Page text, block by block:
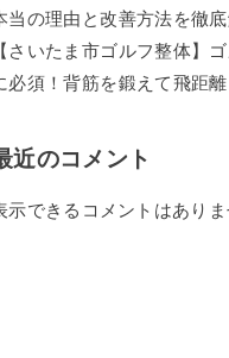
当の理由と改善方法を徹底
【さいたま市ゴルフ整体】
必須！背筋を鍛えて飛距
近のコメント
示できるコメントはありま